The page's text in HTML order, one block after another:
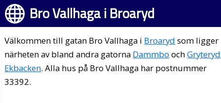
Bro Vallhaga i Broaryd
Välkommen till gatan Bro Vallhaga i Broaryd som ligger
närheten av bland andra gatorna Dammbo ochGryteryd
Ekbacken. Alla hus på Bro Vallhaga har postnummer
33392.